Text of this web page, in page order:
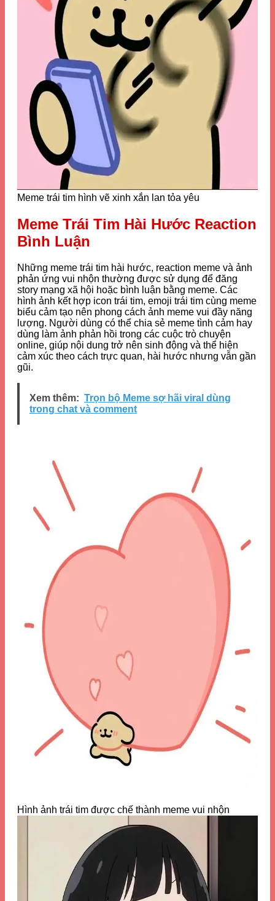
Meme trái tim hình vẽ xinh xắn lan tỏa yêu
Meme Trái Tim Hài Hước Reaction
Bình Luận
Những meme trái tim hài hước, reaction meme và ảnh
phản ứng vui nhộn thường được sử dụng để đăng
story mạng xã hội hoặc bình luận bằng meme. Các
hình ảnh kết hợp icon trái tim, emoji trái tim cùng meme
biểu cảm tạo nên phong cách ảnh meme vui đầy năng
lượng. Người dùng có thể chia sẻ meme tình cảm hay
dùng làm ảnh phản hồi trong các cuộc trò chuyện
online, giúp nội dung trở nên sinh động và thể hiện
cảm xúc theo cách trực quan, hài hước nhưng vẫn gần
gũi.
Xem thêm: Trọn bộ Meme sợ hãi viral dùng
trong chat và comment
Hình ảnh trái tim được chế thành meme vui nhộn